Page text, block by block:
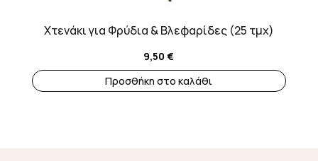
Χτενάκι για Φρύδια & Βλεφαρίδες (25 τμχ)
9,50€
Προσθήκη στο καλάθι